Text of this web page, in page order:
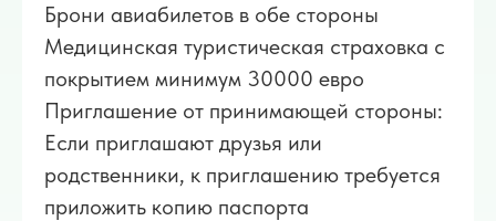
Брони авиабилетов в обе стороны
Медицинская туристическая страховка с
покрытием минимум 30000 евро
Приглашение от принимающей стороны:
Если приглашают друзья или
родственники, к приглашению требуется
приложить копию паспорта